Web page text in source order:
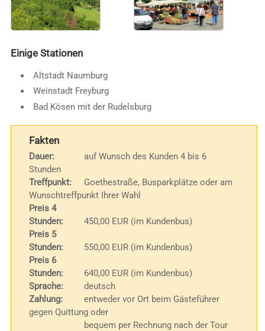
Einige Stationen
Altstadt Naumburg
Weinstadt Freyburg
Bad Kösen mit der Rudelsburg
Fakten
Dauer:
auf Wunsch des Kunden 4 bis 6
Stunden
Treffpunkt:
Goethestraße, Busparkplätze oder am
Wunschtreffpunkt Ihrer Wahl
Preis 4
Stunden:
450,00 EUR (im Kundenbus)
Preis 5
Stunden:
550,00 EUR (im Kundenbus)
Preis 6
Stunden:
640,00 EUR (im Kundenbus)
Sprache:
deutsch
Zahlung:
entweder vor Ort beim Gästeführer
gegen Quittung oder
bequem per Rechnung nach der Tour